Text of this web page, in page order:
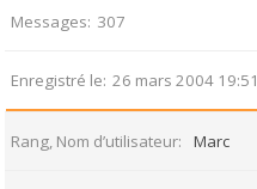
Messages 307
Enregistré le 26 mars 2004 19:51
Rang, Nom d’utilisateur Marc